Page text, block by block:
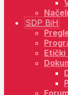
SDP BiH
Etički